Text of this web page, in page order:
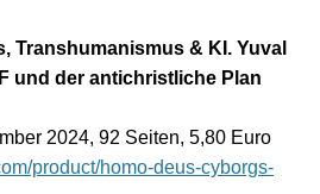
Transhumanismus & KI. Yuval
und der antichristliche Plan
2024, 92 Seiten, 5,80 Euro
product/homo-deus-cyborgs-